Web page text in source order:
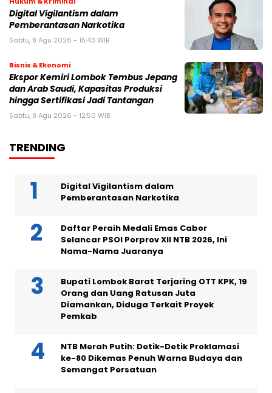
Digital Vigilantism dalam
Pemberantasan Narkotika
Sabtu, 8 Agu 2026 - 15:43 WIB
Bisnis & Ekonomi
Ekspor Kemiri Lombok Tembus Jepang
dan Arab Saudi, Kapasitas Produksi
hingga Sertifikasi Jadi Tantangan
Sabtu, 8 Agu 2026 - 12:50 WIB
TRENDING
Digital Vigilantism dalam
Pemberantasan Narkotika
Daftar Peraih Medali Emas Cabor
Selancar PSOI Porprov XII NTB 2026, Ini
Nama-Nama Juaranya
Bupati Lombok Barat Terjaring OTT KPK, 19
Orang dan Uang Ratusan Juta
Diamankan, Diduga Terkait Proyek
Pemkab
NTB Merah Putih: Detik-Detik Proklamasi
ke-80 Dikemas Penuh Warna Budaya dan
Semangat Persatuan